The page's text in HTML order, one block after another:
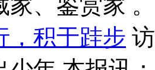
，积于跬步